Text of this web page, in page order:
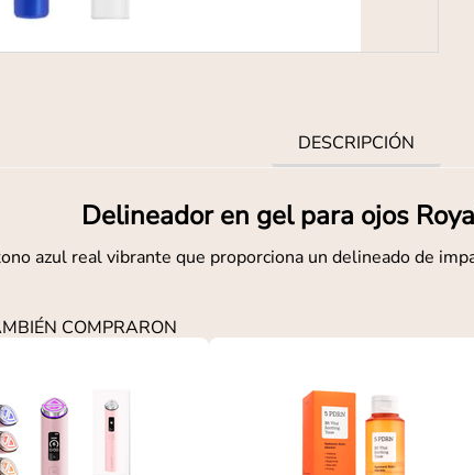
DESCRIPCIÓN
Delineador en gel para ojos
azul real vibrante que proporciona un delineado de
COMPRARON